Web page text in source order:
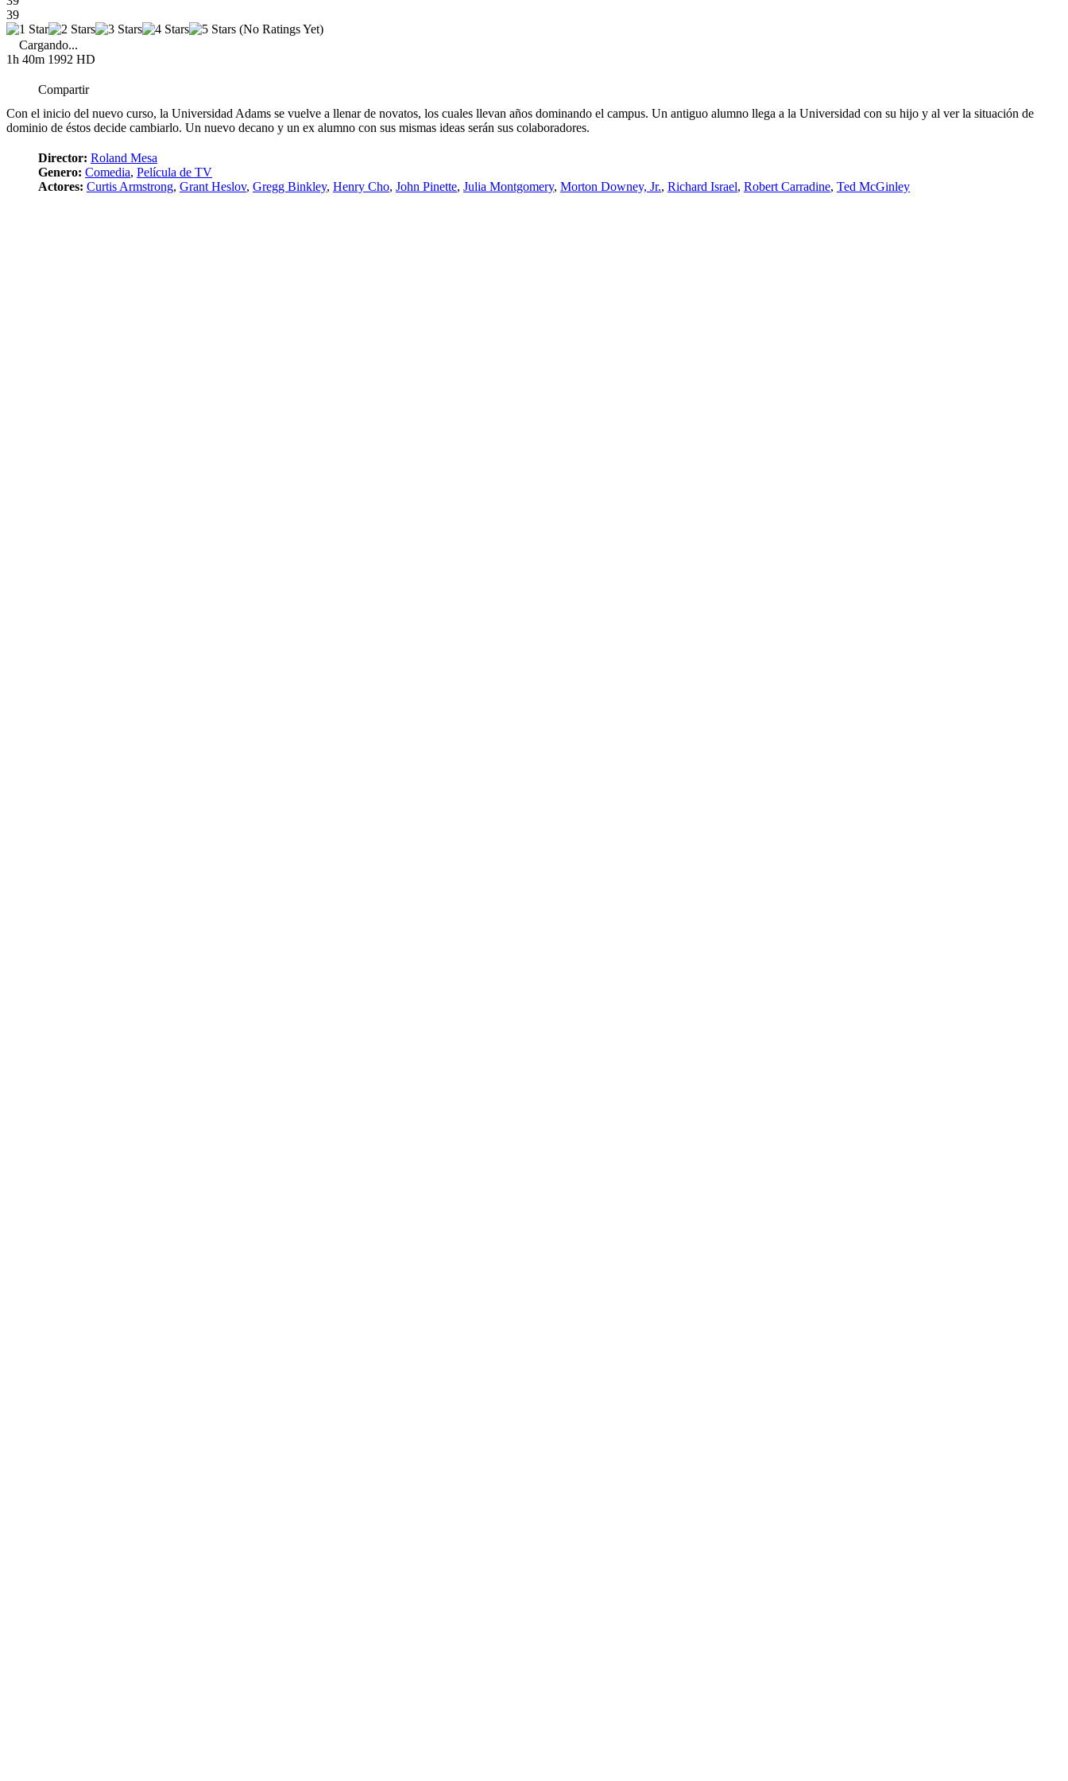
39
(No Ratings Yet)
Cargando...
1h 40m 1992 HD
Compartir
Con el inicio del nuevo curso, la Universidad Adams se vuelve a llenar de novatos, los cuales llevan años dominando el campus. Un antiguo alumno llega a la Universidad con su hijo y al ver la situación de
dominio de éstos decide cambiarlo. Un nuevo decano y un ex alumno con sus mismas ideas serán sus colaboradores.
Director: Roland Mesa
Genero: Comedia, Película de TV
Actores: Curtis Armstrong, Grant Heslov, Gregg Binkley, Henry Cho, John Pinette, Julia Montgomery, Morton Downey, Jr., Richard Israel, Robert Carradine, Ted McGinley